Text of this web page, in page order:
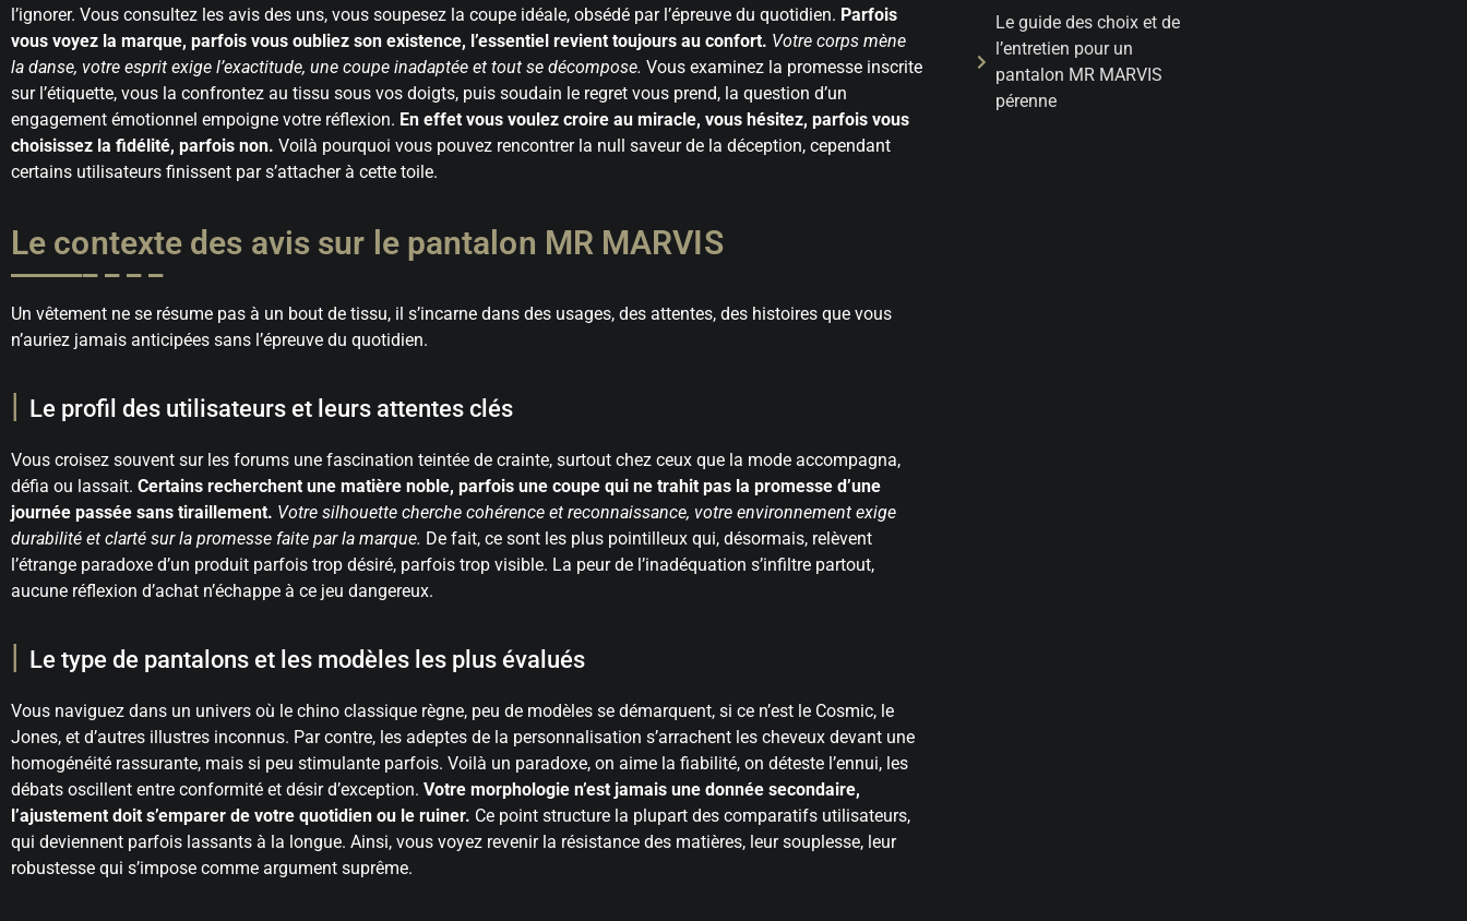
l’ignorer. Vous consultez les avis des uns, vous soupesez la coupe idéale, obsédé par l’épreuve du quotidien. Parfois
vous voyez la marque, parfois vous oubliez son existence, l’essentiel revient toujours au confort. Votre corps mène
la danse, votre esprit exige l’exactitude, une coupe inadaptée et tout se décompose. Vous examinez la promesse inscrite
sur l’étiquette, vous la confrontez au tissu sous vos doigts, puis soudain le regret vous prend, la question d’un
engagement émotionnel empoigne votre réflexion. En effet vous voulez croire au miracle, vous hésitez, parfois vous
choisissez la fidélité, parfois non. Voilà pourquoi vous pouvez rencontrer la null saveur de la déception, cependant
certains utilisateurs finissent par s’attacher à cette toile.
Le contexte des avis sur le pantalon MR MARVIS
Un vêtement ne se résume pas à un bout de tissu, il s’incarne dans des usages, des attentes, des histoires que vous
n’auriez jamais anticipées sans l’épreuve du quotidien.
Le profil des utilisateurs et leurs attentes clés
Vous croisez souvent sur les forums une fascination teintée de crainte, surtout chez ceux que la mode accompagna,
défia ou lassait. Certains recherchent une matière noble, parfois une coupe qui ne trahit pas la promesse d’une
journée passée sans tiraillement. Votre silhouette cherche cohérence et reconnaissance, votre environnement exige
durabilité et clarté sur la promesse faite par la marque. De fait, ce sont les plus pointilleux qui, désormais, relèvent
l’étrange paradoxe d’un produit parfois trop désiré, parfois trop visible. La peur de l’inadéquation s’infiltre partout,
aucune réflexion d’achat n’échappe à ce jeu dangereux.
Le type de pantalons et les modèles les plus évalués
Vous naviguez dans un univers où le chino classique règne, peu de modèles se démarquent, si ce n’est le Cosmic, le
Jones, et d’autres illustres inconnus. Par contre, les adeptes de la personnalisation s’arrachent les cheveux devant une
homogénéité rassurante, mais si peu stimulante parfois. Voilà un paradoxe, on aime la fiabilité, on déteste l’ennui, les
débats oscillent entre conformité et désir d’exception. Votre morphologie n’est jamais une donnée secondaire,
l’ajustement doit s’emparer de votre quotidien ou le ruiner. Ce point structure la plupart des comparatifs utilisateurs,
qui deviennent parfois lassants à la longue. Ainsi, vous voyez revenir la résistance des matières, leur souplesse, leur
robustesse qui s’impose comme argument suprême.
Le guide des choix et de
l’entretien pour un
pantalon MR MARVIS
pérenne